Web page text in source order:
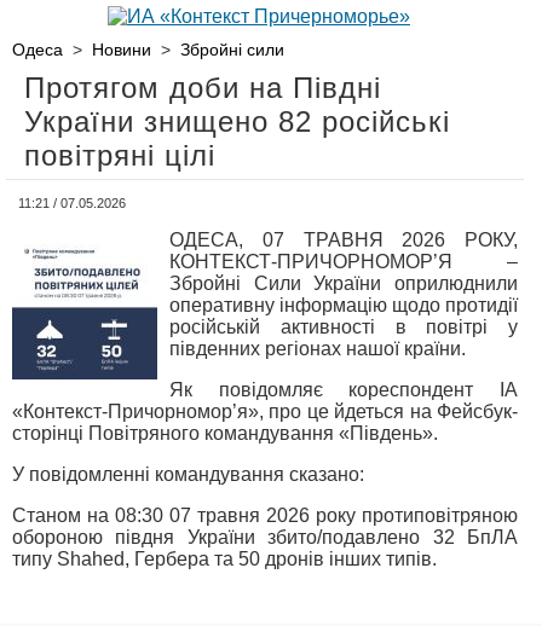
Одеса > Новини > Збройні сили
Протягом доби на Півдні
України знищено 82 російські
повітряні цілі
11:21 / 07.05.2026
ОДЕСА, 07 ТРАВНЯ 2026 РОКУ,
КОНТЕКСТ-ПРИЧОРНОМОР’Я –
Збройні Сили України оприлюднили
оперативну інформацію щодо протидії
російській активності в повітрі у
південних регіонах нашої країни.
Як повідомляє кореспондент ІА
«Контекст-Причорномор’я», про це йдеться на Фейсбук-
сторінці Повітряного командування «Південь».
У повідомленні командування сказано:
Станом на 08:30 07 травня 2026 року протиповітряною
обороною півдня України збито/подавлено 32 БпЛА
типу Shahed, Гербера та 50 дронів інших типів.